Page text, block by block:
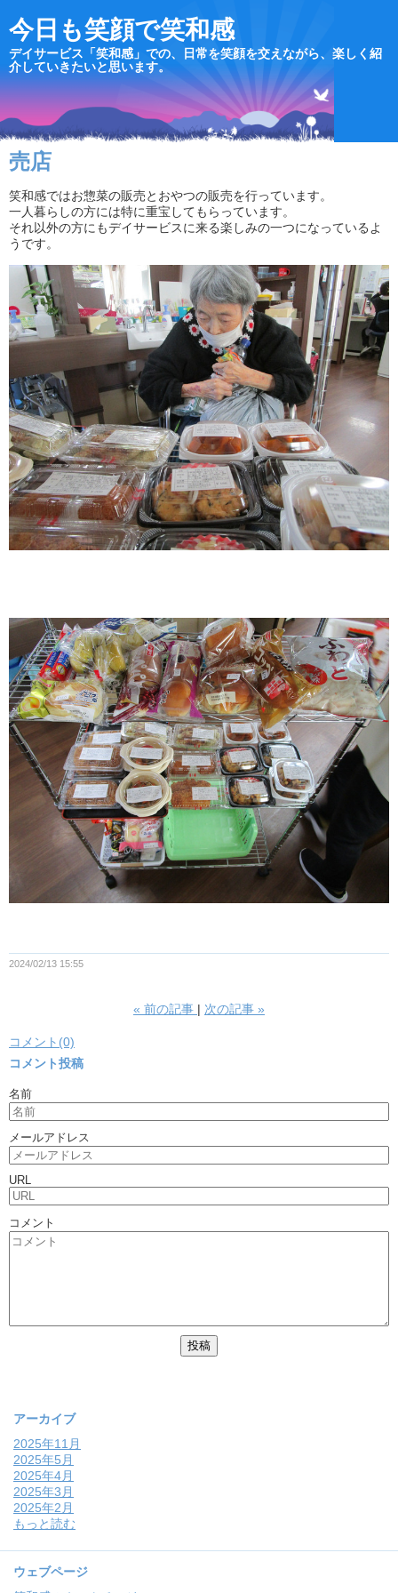
今日も笑顔で笑和感
デイサービス「笑和感」での、日常を笑顔を交えながら、楽しく紹
介していきたいと思います。
売店
笑和感ではお惣菜の販売とおやつの販売を行っています。
一人暮らしの方には特に重宝してもらっています。
それ以外の方にもデイサービスに来る楽しみの一つになっているよ
うです。
2024/02/13 15:55
« 前の記事 次の記事 »
コメント(0)
コメント投稿
名前
メールアドレス
URL
コメント
アーカイブ
2025年11月
2025年5月
2025年4月
2025年3月
2025年2月
もっと読む
ウェブページ